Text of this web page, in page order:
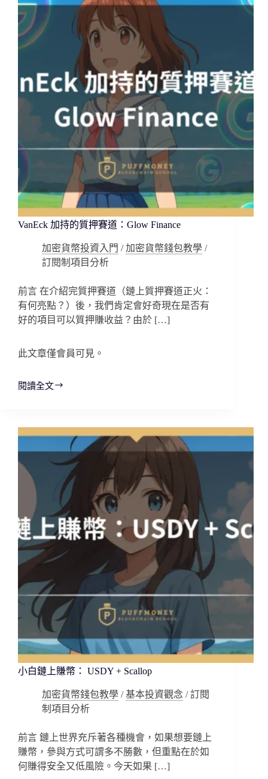
四
大
錢
包
出？
VanEck 加持的質押賽道：Glow Finance
加密貨幣投資入門 /加密貨幣錢包教學 /
訂閱制項目分析
前言 在介紹完質押賽道（鏈上質押賽道正火：
有何亮點？）後，我們肯定會好奇現在是否有
好的項目可以質押賺收益？由於 […]
此文章僅會員可見。
閱讀全文
VanEck
的
質
押
賽
道：
Glow
小白鏈上賺幣： USDY + Scallop
加密貨幣錢包教學 /基本投資觀念 /訂閱
制項目分析
前言 鏈上世界充斥著各種機會，如果想要鏈上
賺幣，參與方式可謂多不勝數，但重點在於如
何賺得安全又低風險。今天如果 […]